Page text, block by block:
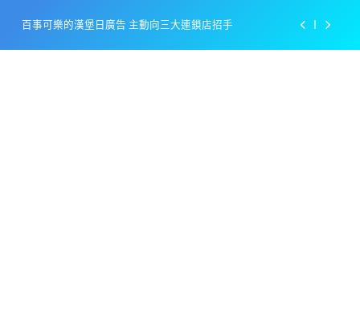
content
百事可樂的漢堡日廣告 主動向三大連鎖店招手